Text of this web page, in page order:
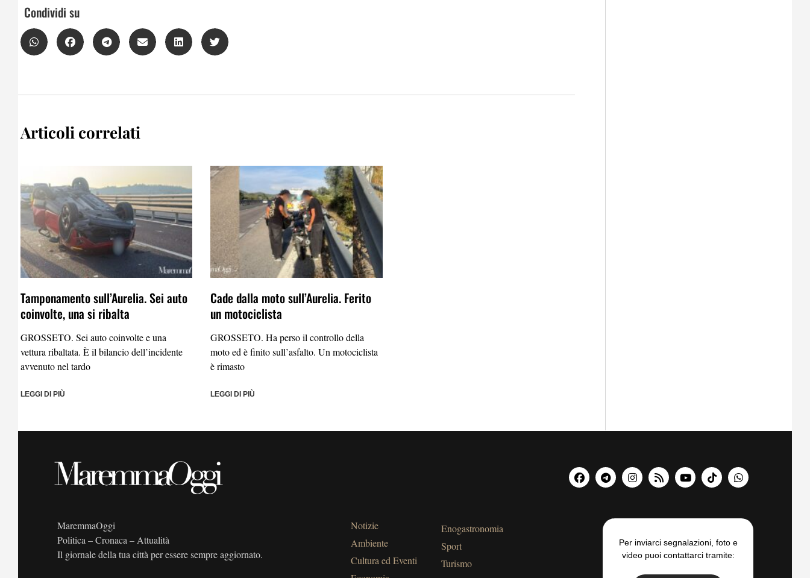
Condividi su
Articoli correlati
Tamponamento sull’Aurelia. Sei auto
coinvolte, una si ribalta
GROSSETO. Sei auto coinvolte e una
vettura ribaltata. È il bilancio dell’incidente
avvenuto nel tardo
LEGGI DI PIÙ
Cade dalla moto sull’Aurelia. Ferito
un motociclista
GROSSETO. Ha perso il controllo della
moto ed è finito sull’asfalto. Un motociclista
è rimasto
LEGGI DI PIÙ
MaremmaOggi
Politica – Cronaca – Attualità
Il giornale della tua città per essere sempre aggiornato.
Notizie
Ambiente
Cultura ed Eventi
Enogastronomia
Sport
Turismo
Per inviarci segnalazioni, foto e
video puoi contattarci tramite: